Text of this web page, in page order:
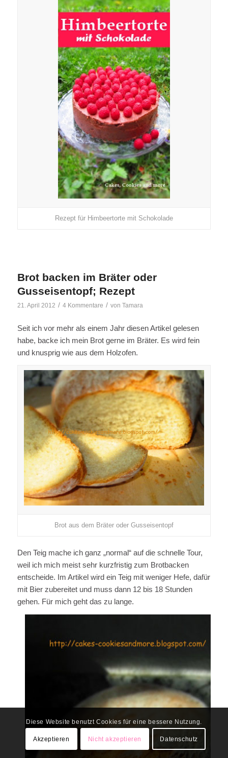
Rezept für Himbeertorte mit Schokolade
Brot backen im Bräter oder
Gusseisentopf; Rezept
21. April 2012 / 4 Kommentare / von Tamara
Seit ich vor mehr als einem Jahr diesen Artikel gelesen
habe, backe ich mein Brot gerne im Bräter. Es wird fein
und knusprig wie aus dem Holzofen.
Brot aus dem Bräter oder Gusseisentopf
Den Teig mache ich ganz „normal“ auf die schnelle Tour,
weil ich mich meist sehr kurzfristig zum Brotbacken
entscheide. Im Artikel wird ein Teig mit weniger Hefe, dafür
mit Bier zubereitet und muss dann 12 bis 18 Stunden
gehen. Für mich geht das zu lange.
Diese Website benutzt Cookies für eine bessere Nutzung.
Akzeptieren Nicht akzeptieren Datenschutz